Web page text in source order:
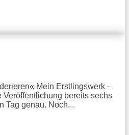
Mein Erstlingswerk -
Veröffentlichung bereits sechs
Tag genau. Noch...